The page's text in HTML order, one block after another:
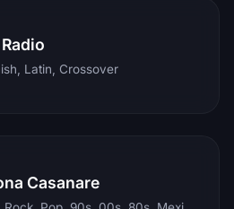
Latin, Crossover
Casanare